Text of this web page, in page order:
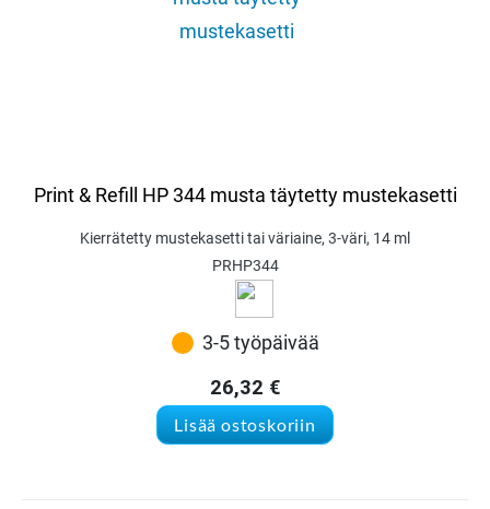
Print & Refill HP 344 musta täytetty mustekasetti
Kierrätetty mustekasetti tai väriaine, 3-väri, 14 ml
PRHP344
3-5 työpäivää
26,32 €
Lisää ostoskoriin